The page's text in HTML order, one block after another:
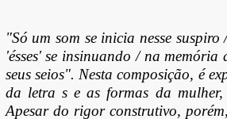
"Só um som se inicia nesse
'ésses' se insinuando / na
seus seios". Nesta composição, é
da letra s e as formas da
Apesar do rigor construtivo,